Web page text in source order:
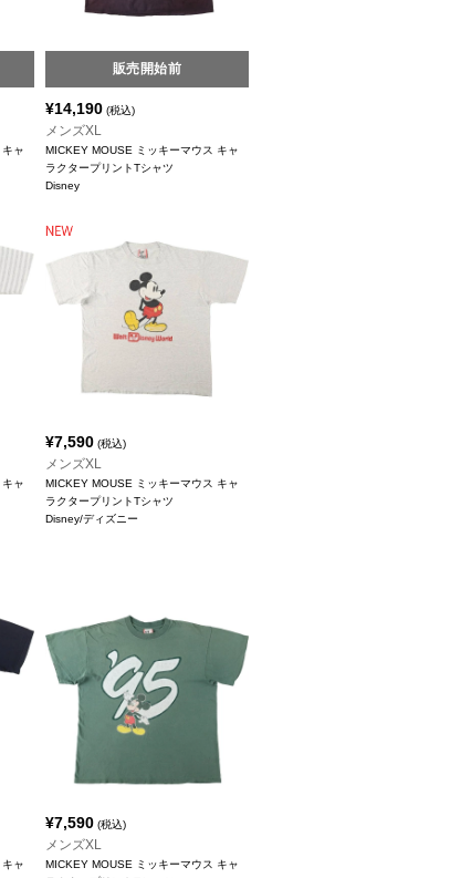
ャ
販売開始前
¥14,190 (税込)
メンズXL
MICKEY MOUSE ミッキーマウス キャ
ラクタープリントTシャツ
Disney
ャ
¥7,590 (税込)
メンズXL
MICKEY MOUSE ミッキーマウス キャ
ラクタープリントTシャツ
Disney/ディズニー
ャ
¥7,590 (税込)
メンズXL
MICKEY MOUSE ミッキーマウス キャ